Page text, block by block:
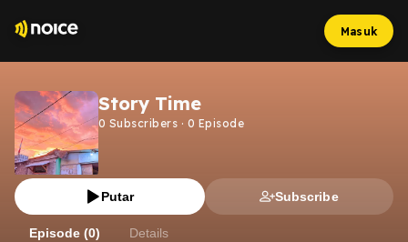
Masuk
Story Time
0 Subscribers · 0 Episode
Putar Subscribe
Episode (0) Details